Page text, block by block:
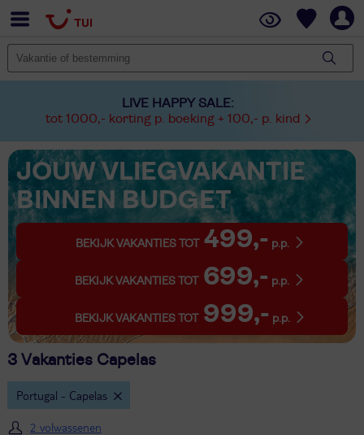
LIVE HAPPY SALE:
tot 1000,- korting p. boeking + 100,- p. kind
JOUW VLIEGVAKANTIE
BINNEN BUDGET
BEKIJK VAKANTIES TOT 499,- p.p.
BEKIJK VAKANTIES TOT 699,- p.p.
BEKIJK VAKANTIES TOT 999,- p.p.
3 Vakanties Capelas
Portugal - Capelas
2 volwassenen